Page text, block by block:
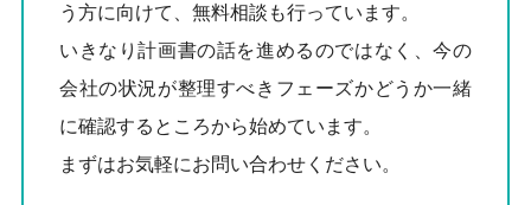
う方に向けて、無料相談も行っています。
いきなり計画書の話を進めるのではなく、今の
会社の状況が整理すべきフェーズかどうか一緒
に確認するところから始めています。
まずはお気軽にお問い合わせください。